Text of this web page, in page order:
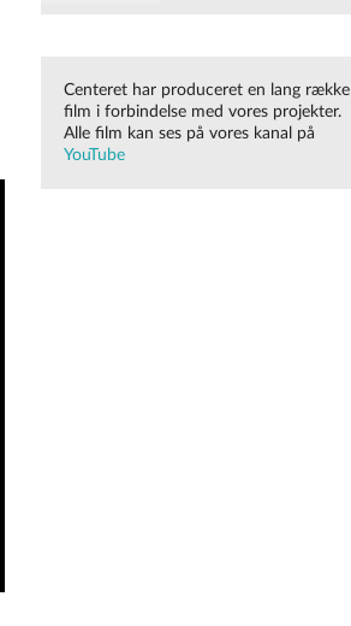
Centeret har produceret en lang række
film i forbindelse med vores projekter.
Alle film kan ses på vores kanal på
YouTube